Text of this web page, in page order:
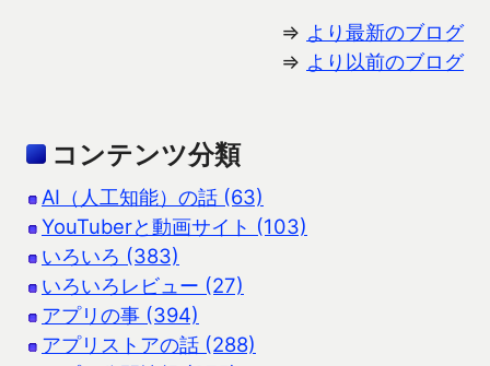
⇒ より最新のブログ
⇒ より以前のブログ
コンテンツ分類
AI（人工知能）の話 (63)
YouTuberと動画サイト (103)
いろいろ (383)
いろいろレビュー (27)
アプリの事 (394)
アプリストアの話 (288)